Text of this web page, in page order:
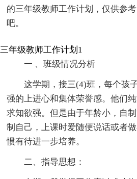
的三年级教师工作计划，仅供参
吧。
三年级教师工作计划1
一 、班级情况分析
这学期，接三(4)班，每个孩
强的上进心和集体荣誉感。他们
求知欲强。但是由于年龄小，自
制自己，上课时爱随便说话或者
惯有待进一步培养。
二、指导思想：